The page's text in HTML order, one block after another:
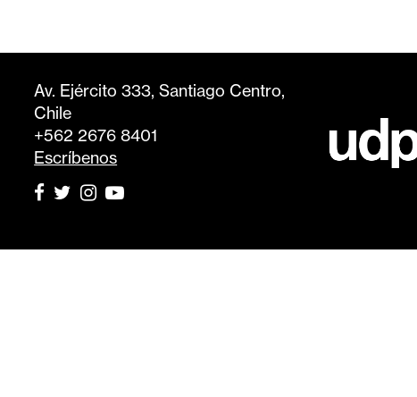
Av. Ejército 333, Santiago Centro,
Chile
+562 2676 8401
Escríbenos